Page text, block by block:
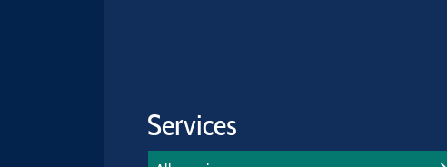
Services